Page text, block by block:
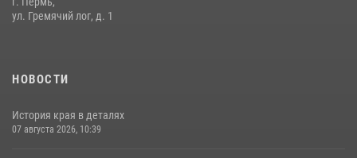
История края в деталях
ул. Гремячий лог, д. 1
НОВОСТИ
История края в деталях
07 августа 2026, 10:39